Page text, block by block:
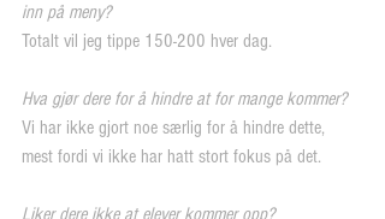
inn på meny?
Totalt vil jeg tippe 150-200 hver dag.
Hva gjør dere for å hindre at for mange kommer?
Vi har ikke gjort noe særlig for å hindre dette,
mest fordi vi ikke har hatt stort fokus på det.
Liker dere ikke at elever kommer opp?